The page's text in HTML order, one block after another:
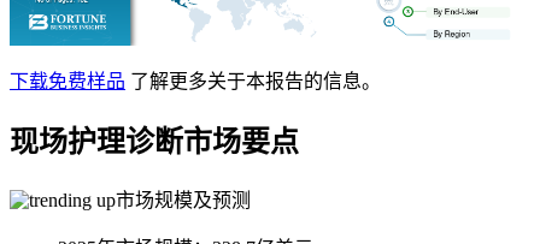
下载免费样品 了解更多关于本报告的信息。
现场护理诊断市场要点
市场规模及预测